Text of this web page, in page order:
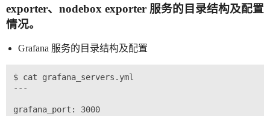
exporter、nodebox exporter 服务的目录结构及配置
情况。
Grafana 服务的目录结构及配置
$ cat grafana_servers.yml
---
grafana_port: 3000